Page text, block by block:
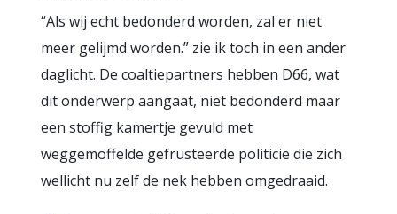
“Als wij echt bedonderd worden, zal er niet
meer gelijmd worden.” zie ik toch in een ander
daglicht. De coaltiepartners hebben D66, wat
dit onderwerp aangaat, niet bedonderd maar
een stoffig kamertje gevuld met
weggemoffelde gefrusteerde politicie die zich
wellicht nu zelf de nek hebben omgedraaid.